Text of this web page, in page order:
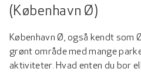
(København Ø)
København Ø, også kendt
grønt område med mange
aktiviteter. Hvad enten du bor